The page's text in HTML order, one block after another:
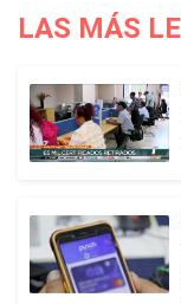
LAS MÁS